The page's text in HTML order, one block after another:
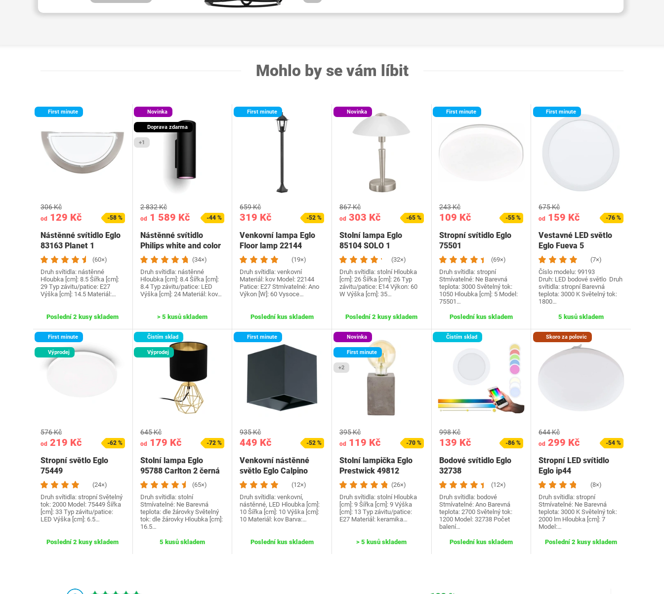
Mohlo by se vám líbit
First minute
od 129 Kč
306 Kč
-58 %
Nástěnné svítidlo Eglo
83163 Planet 1
(60×)
Druh svítidla: nástěnné
Hloubka [cm]: 8.5 Šířka [cm]:
29 Typ závitu/patice: E27
Výška [cm]: 14.5 Materiál:…
Poslední 2 kusy skladem
Novinka
Doprava zdarma
+1
od1 589 Kč
2 832 Kč
-44 %
Nástěnné svítidlo
Philips white and color
(34×)
Druh svítidla: nástěnné
Hloubka [cm]: 8.4 Šířka [cm]:
8.4 Typ závitu/patice: LED
Výška [cm]: 24 Materiál: kov…
> 5 kusů skladem
First minute
319 Kč
659 Kč
-52 %
Venkovní lampa Eglo
Floor lamp 22144
(19×)
Druh svítidla: venkovní
Materiál: kov Model: ‎22144
Patice: E27 Stmívatelné: Ano
Výkon [W]: 60 Vysoce…
Poslední kus skladem
Novinka
od303 Kč
867 Kč
-65 %
Stolní lampa Eglo
85104 SOLO 1
(32×)
Druh svítidla: stolní Hloubka
[cm]: 26 Šířka [cm]: 26 Typ
závitu/patice: E14 Výkon: 60
W Výška [cm]: 35…
Poslední 2 kusy skladem
First minute
109 Kč
243 Kč
-55 %
Stropní svítidlo Eglo
75501
(69×)
Druh svítidla: stropní
Stmívatelné: Ne Barevná
teplota: 3000 Světelný tok:
1050 Hloubka [cm]: 5 Model:
‎75501…
Poslední kus skladem
First minute
od 159 Kč
675 Kč
-76 %
Vestavné LED světlo
Eglo Fueva 5
(7×)
Číslo modelu: 99193
Druh: LED bodové světlo Druh
svítidla: stropní Barevná
teplota: 3000 K Světelný tok:
1800…
5 kusů skladem
First minute
Výprodej
od 219 Kč
576 Kč
-62 %
Stropní světlo Eglo
75449
(24×)
Druh svítidla: stropní Světelný
tok: 2000 Model: 75449 Šířka
[cm]: 33 Typ závitu/patice:
LED Výška [cm]: 6.5…
Poslední 2 kusy skladem
Čistím sklad
Výprodej
od179 Kč
645 Kč
-72 %
Stolní lampa Eglo
95788 Carlton 2 černá
(65×)
Druh svítidla: stolní
Stmívatelné: Ne Barevná
teplota: dle žárovky Světelný
tok: dle žárovky Hloubka [cm]:
16.5…
5 kusů skladem
First minute
449 Kč
935 Kč
-52 %
Venkovní nástěnné
světlo Eglo Calpino
97242
(12×)
Druh svítidla: venkovní,
nástěnné, LED Hloubka [cm]:
10 Šířka [cm]: 10 Výška [cm]:
10 Materiál: kov Barva:…
Poslední kus skladem
Novinka
First minute
+2
od119 Kč
395 Kč
-70 %
Stolní lampička Eglo
Prestwick 49812
(26×)
Druh svítidla: stolní Hloubka
[cm]: 9 Šířka [cm]: 9 Výška
[cm]: 13 Typ závitu/patice:
E27 Materiál: keramika…
> 5 kusů skladem
Čistím sklad
139 Kč
998 Kč
-86 %
Bodové svítidlo Eglo
32738
(12×)
Druh svítidla: bodové
Stmívatelné: Ano Barevná
teplota: 2700 Světelný tok:
1200 Model: 32738 Počet
balení…
Poslední kus skladem
Skoro za polovic
od 299 Kč
644 Kč
-54 %
Stropní LED svítidlo
Eglo ip44
(8×)
Druh svítidla: stropní
Stmívatelné: Ne Barevná
teplota: 3000 K Světelný tok:
2000 lm Hloubka [cm]: 7
Model:…
Poslední 2 kusy skladem